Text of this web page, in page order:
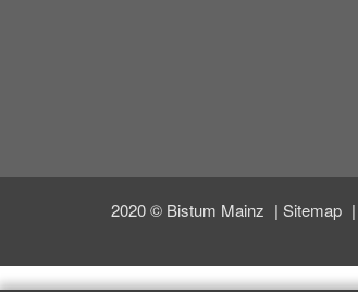
2020 © Bistum Mainz Sitemap